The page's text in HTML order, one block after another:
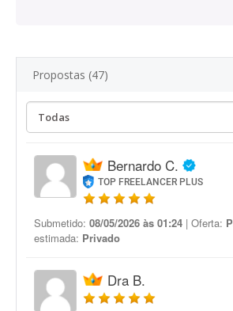
Propostas (47)
Bernardo C.
TOP FREELANCER PLUS
Submetido: 08/05/2026 às 01:24 | Oferta:
estimada: Privado
Dra B.